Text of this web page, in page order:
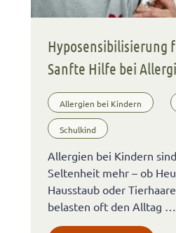
Hyposensibilisierung
Sanfte Hilfe bei
Allergien bei Kindern
Schulkind
Allergien bei Kindern
Seltenheit mehr – ob
Hausstaub oder
belasten oft den Alltag …